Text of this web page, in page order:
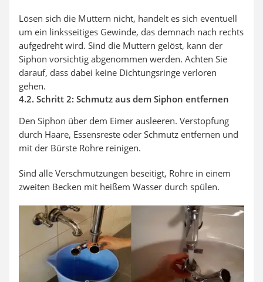
Lösen sich die Muttern nicht, handelt es sich eventuell
um ein linksseitiges Gewinde, das demnach nach rechts
aufgedreht wird. Sind die Muttern gelöst, kann der
Siphon vorsichtig abgenommen werden. Achten Sie
darauf, dass dabei keine Dichtungsringe verloren
gehen.
4.2. Schritt 2: Schmutz aus dem Siphon entfernen
Den Siphon über dem Eimer ausleeren. Verstopfung
durch Haare, Essensreste oder Schmutz entfernen und
mit der Bürste Rohre reinigen.
Sind alle Verschmutzungen beseitigt, Rohre in einem
zweiten Becken mit heißem Wasser durch spülen.